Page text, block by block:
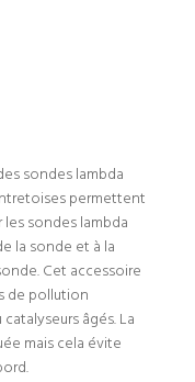
sondes lambda
permettent
sondes lambda
la sonde et à la
Cet accessoire
de pollution
âgés. La
mais cela évite